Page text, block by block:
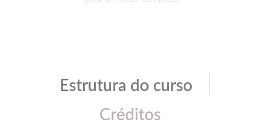
Estrutura do curso
Créditos